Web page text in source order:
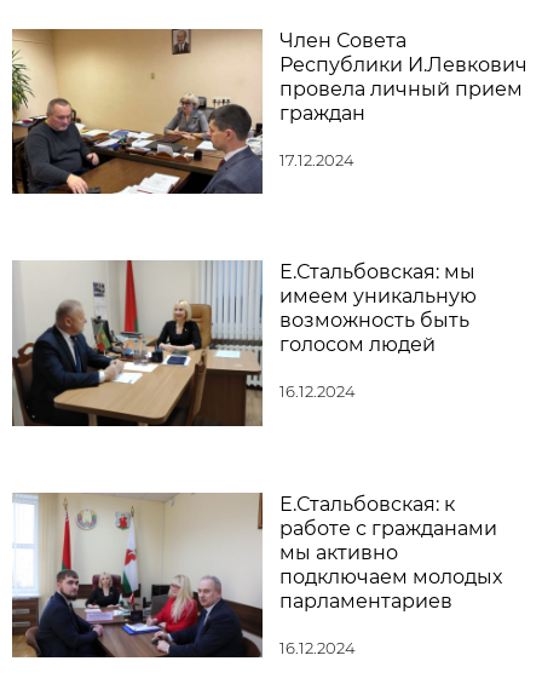
Член Совета
Республики И.Левкович
провела личный прием
граждан
17.12.2024
Е.Стальбовская: мы
имеем уникальную
возможность быть
голосом людей
16.12.2024
Е.Стальбовская: к
работе с гражданами
мы активно
подключаем молодых
парламентариев
16.12.2024